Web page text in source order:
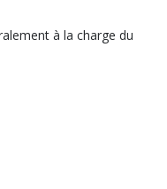
à la charge du